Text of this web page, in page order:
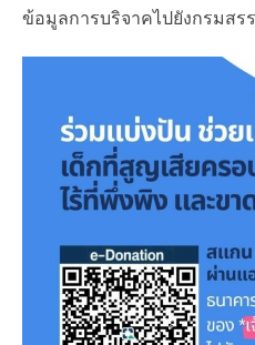
ข้อมูลการบริจาคไปยังกรมสร